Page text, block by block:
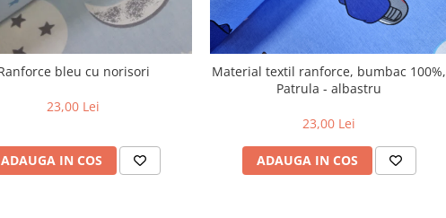
bleu cu norisori
23,00 Lei
ADAUGA IN COS
Material textil ranforce, bumbac 100%,
Patrula - albastru
23,00 Lei
ADAUGA IN COS